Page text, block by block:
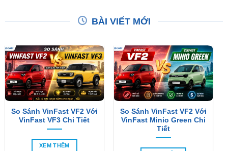
So Sánh VinFast VF2 Với
VinFast VF3 Chi Tiết
XEM THÊM
So Sánh VinFast VF2 Với
VinFast Minio Green Chi
Tiết
XEM THÊM